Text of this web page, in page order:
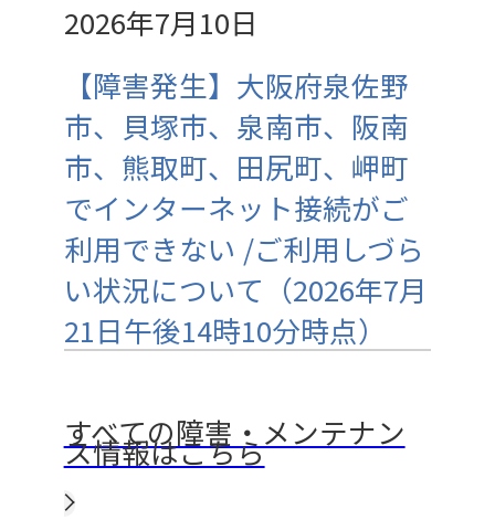
2026年7月10日
【障害発生】大阪府泉佐野
市、貝塚市、泉南市、阪南
市、熊取町、田尻町、岬町
でインターネット接続がご
利用できない /ご利用しづら
い状況について（2026年7月
21日午後14時10分時点）
すべての障害・メンテナン
ス情報はこちら